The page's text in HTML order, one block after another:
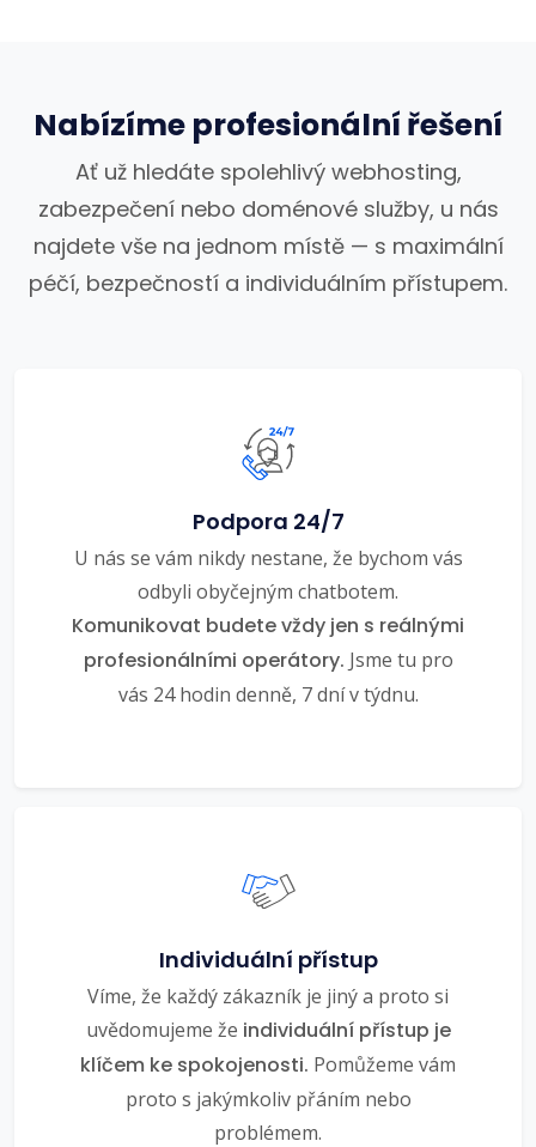
Nabízíme profesionální řešení
Ať už hledáte spolehlivý webhosting,
zabezpečení nebo doménové služby, u nás
najdete vše na jednom místě — s maximální
péčí, bezpečností a individuálním přístupem.
Podpora 24/7
U nás se vám nikdy nestane, že bychom vás
odbyli obyčejným chatbotem.
Komunikovat budete vždy jen s reálnými
profesionálními operátory. Jsme tu pro
vás 24 hodin denně, 7 dní v týdnu.
Individuální přístup
Víme, že každý zákazník je jiný a proto si
uvědomujeme že individuální přístup je
klíčem ke spokojenosti. Pomůžeme vám
proto s jakýmkoliv přáním nebo
problémem.